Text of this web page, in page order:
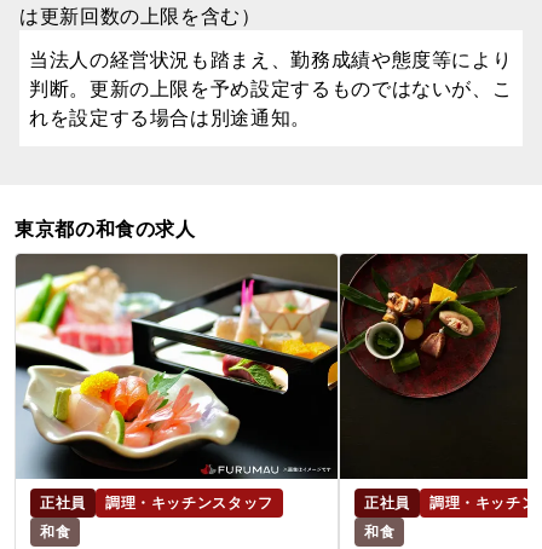
は更新回数の上限を含む）
当法人の経営状況も踏まえ、勤務成績や態度等により
判断。更新の上限を予め設定するものではないが、こ
れを設定する場合は別途通知。
東京都の和食の求人
正社員
調理・キッチンスタッフ
和食
正社員
調理・キッチン
和食